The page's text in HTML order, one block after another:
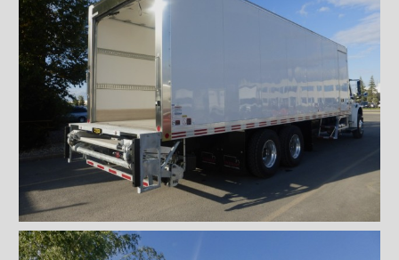
Caméra de recul
Sous-structures
Coffres
Poignées et serrures
Ventilations